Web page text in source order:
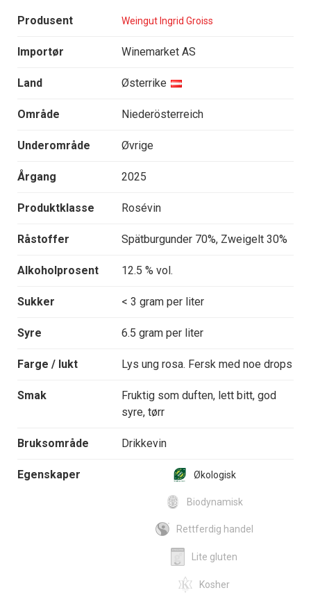
Produsent Weingut Ingrid Groiss
Importør Winemarket AS
Land Østerrike
Område Niederösterreich
Underområde Øvrige
Årgang 2025
Produktklasse Rosévin
Råstoffer Spätburgunder 70%, Zweigelt 30%
Alkoholprosent 12.5 % vol.
Sukker < 3 gram per liter
Syre 6.5 gram per liter
Farge / lukt Lys ung rosa. Fersk med noe drops
Smak
Fruktig som duften, lett bitt, god
syre, tørr
Bruksområde Drikkevin
Egenskaper Økologisk
Biodynamisk
Rettferdig handel
Lite gluten
Kosher